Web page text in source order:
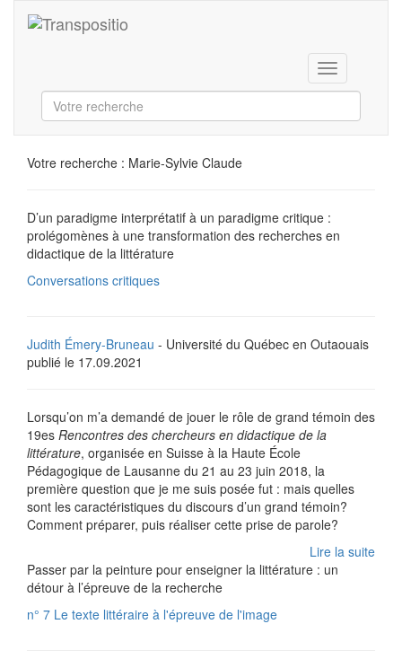
Toggle
navigation
Votre recherche : Marie-Sylvie Claude
D’un paradigme interprétatif à un paradigme critique :
prolégomènes à une transformation des recherches en
didactique de la littérature
Conversations critiques
Judith Émery-Bruneau - Université du Québec en Outaouais
publié le 17.09.2021
Lorsqu’on m’a demandé de jouer le rôle de grand témoin des
19es Rencontres des chercheurs en didactique de la
littérature, organisée en Suisse à la Haute École
Pédagogique de Lausanne du 21 au 23 juin 2018, la
première question que je me suis posée fut : mais quelles
sont les caractéristiques du discours d’un grand témoin?
Comment préparer, puis réaliser cette prise de parole?
Lire la suite
Passer par la peinture pour enseigner la littérature : un
détour à l’épreuve de la recherche
n° 7 Le texte littéraire à l'épreuve de l'image